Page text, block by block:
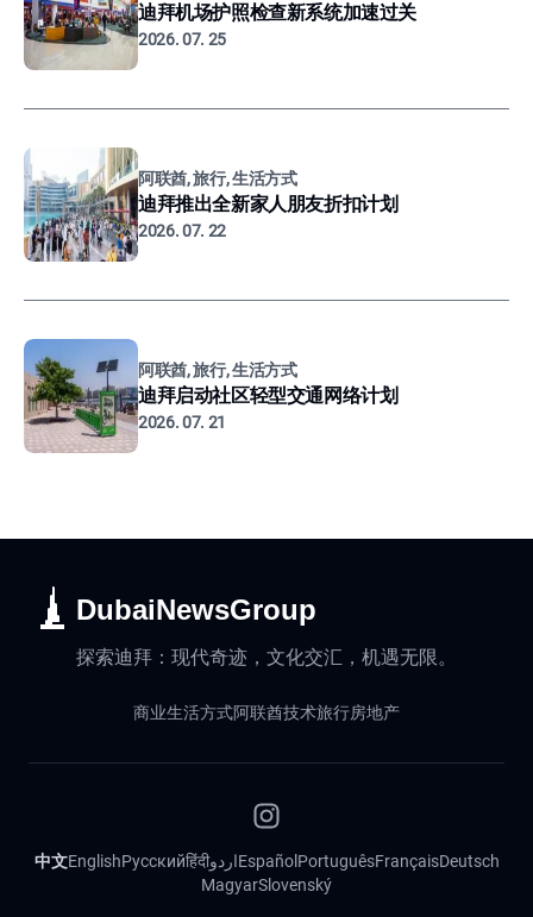
迪拜机场护照检查新系统加速过关
2026. 07. 25
阿联酋, 旅行, 生活方式
迪拜推出全新家人朋友折扣计划
2026. 07. 22
阿联酋, 旅行, 生活方式
迪拜启动社区轻型交通网络计划
2026. 07. 21
DubaiNewsGroup
探索迪拜：现代奇迹，文化交汇，机遇无限。
商业生活方式阿联酋技术旅行房地产
中文EnglishРусскийहिंदीاردوEspañol PortuguêsFrançaisDeutsch
MagyarSlovenský